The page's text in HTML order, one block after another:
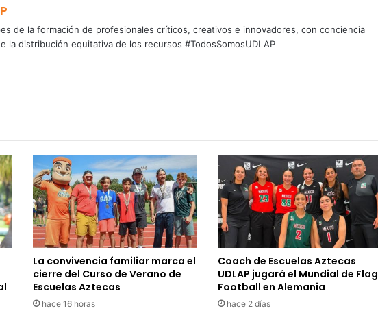
de la formación de profesionales críticos, creativos e innovadores, con conciencia
la distribución equitativa de los recursos #TodosSomosUDLAP
La convivencia familiar marca el
cierre del Curso de Verano de
Escuelas Aztecas
hace 16 horas
Coach de Escuelas Aztecas
UDLAP jugará el Mundial de Flag
Football en Alemania
hace 2 días